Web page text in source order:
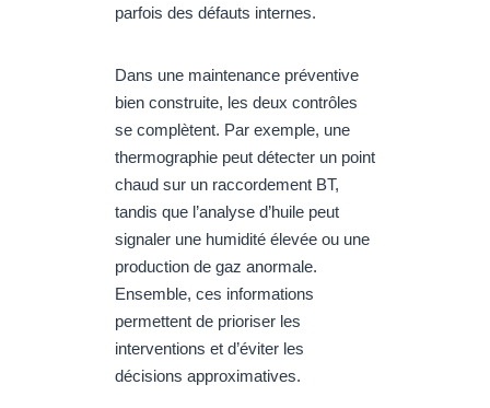
parfois des défauts internes.
Dans une maintenance préventive
bien construite, les deux contrôles
se complètent. Par exemple, une
thermographie peut détecter un point
chaud sur un raccordement BT,
tandis que l’analyse d’huile peut
signaler une humidité élevée ou une
production de gaz anormale.
Ensemble, ces informations
permettent de prioriser les
interventions et d’éviter les
décisions approximatives.